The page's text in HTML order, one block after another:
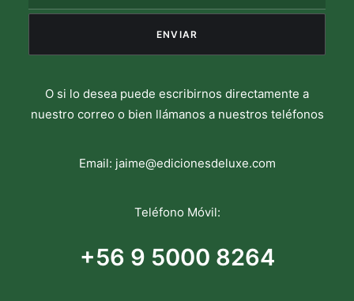
O si lo desea puede escribirnos directamente a
nuestro correo o bien llámanos a nuestros teléfonos
Email: jaime@edicionesdeluxe.com
Teléfono Móvil:
+56 9 5000 8264